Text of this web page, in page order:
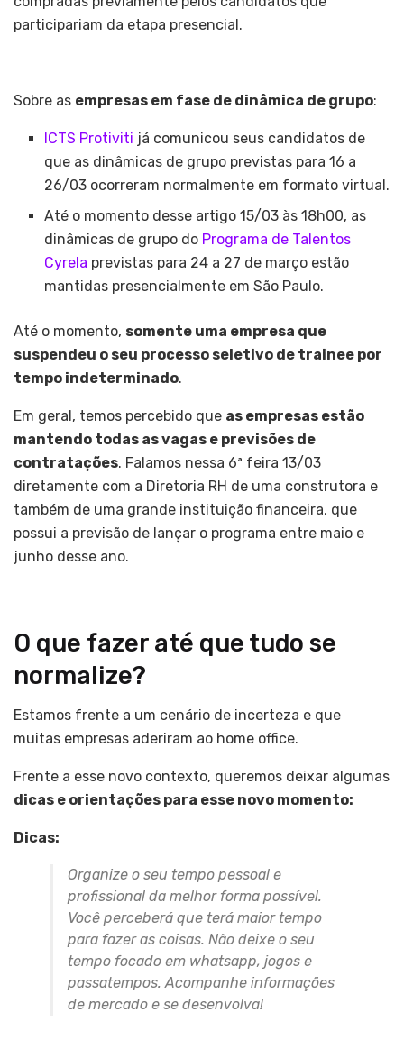
participariam da etapa presencial.
Sobre as empresas em fase de dinâmica de grupo:
ICTS Protiviti já comunicou seus candidatos de
que as dinâmicas de grupo previstas para 16 a
26/03 ocorreram normalmente em formato virtual.
Até o momento desse artigo 15/03 às 18h00, as
dinâmicas de grupo do Programa de Talentos
Cyrela previstas para 24 a 27 de março estão
mantidas presencialmente em São Paulo.
Até o momento, somente uma empresa que
suspendeu o seu processo seletivo de trainee por
tempo indeterminado.
Em geral, temos percebido que as empresas estão
mantendo todas as vagas e previsões de
contratações. Falamos nessa 6ª feira 13/03
diretamente com a Diretoria RH de uma construtora e
também de uma grande instituição financeira, que
possui a previsão de lançar o programa entre maio e
junho desse ano.
O que fazer até que tudo se
normalize?
Estamos frente a um cenário de incerteza e que
muitas empresas aderiram ao home office.
Frente a esse novo contexto, queremos deixar algumas
dicas e orientações para esse novo momento:
Dicas:
Organize o seu tempo pessoal e
profissional da melhor forma possível.
Você perceberá que terá maior tempo
para fazer as coisas. Não deixe o seu
tempo focado em whatsapp, jogos e
passatempos. Acompanhe informações
de mercado e se desenvolva!